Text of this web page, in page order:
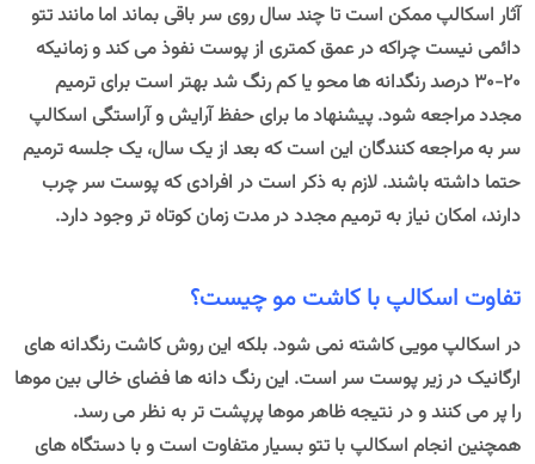
آثار اسکالپ ممکن است تا چند سال روی سر باقی بماند اما مانند تتو
دائمی نیست چراکه در عمق کمتری از پوست نفوذ می کند و زمانیکه
٢٠-٣٠ درصد رنگدانه ها محو یا کم رنگ شد بهتر است برای ترمیم
مجدد مراجعه شود. پیشنهاد ما براى حفظ آرایش و آراستگى اسکالپ
سر به مراجعه کنندگان این است که بعد از یک سال، یک جلسه ترمیم
حتما داشته باشند. لازم به ذکر است در افرادی که پوست سر چرب
دارند، امکان نیاز به ترمیم مجدد در مدت زمان کوتاه تر وجود دارد.
تفاوت اسکالپ با کاشت مو چیست؟
در اسکالپ مویی کاشته نمی شود. بلکه این روش کاشت رنگدانه های
ارگانیک در زیر پوست سر است. این رنگ دانه ها فضای خالی بین موها
را پر می کنند و در نتیجه ظاهر موها پرپشت تر به نظر می رسد.
همچنین انجام اسکالپ با تتو بسیار متفاوت است و با دستگاه های